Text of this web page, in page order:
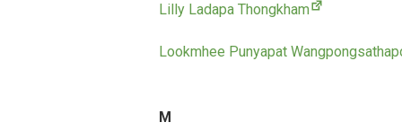
Lilly Ladapa Thongkham
Lookmhee Punyapat
M